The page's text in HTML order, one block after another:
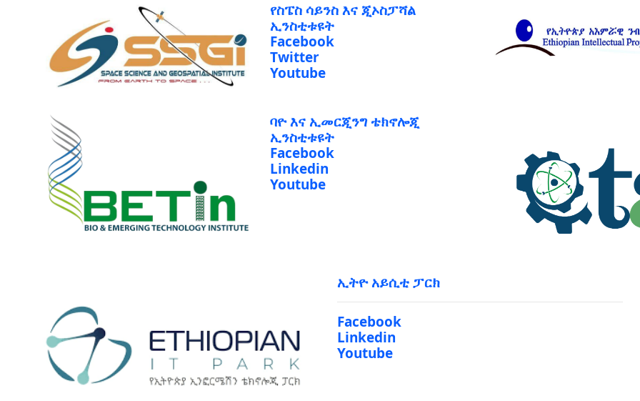
የስፔስ ሳይንስ እና ጂኦስፓሻል
ኢንስቲቱዩት
Facebook
Twitter
Youtube
ባዮ እና ኢመርጂንግ ቴክኖሎጂ
ኢንስቲቱዩት
Facebook
Linkedin
Youtube
ኢትዮ አይሲቲ ፓርክ
Facebook
Linkedin
Youtube